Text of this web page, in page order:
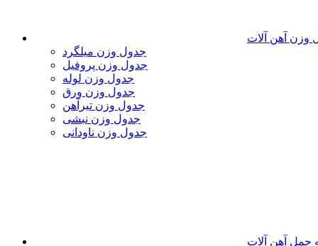
وزن آهن آلات
جدول وزن میلگرد
جدول وزن پروفیل
جدول وزن لوله
جدول وزن ورق
جدول وزن تیرآهن
جدول وزن نبشی
جدول وزن ناودانی
حمل آهن آلات